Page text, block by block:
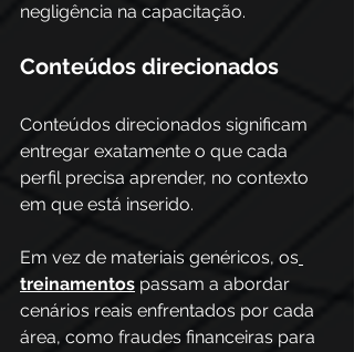
negligência na capacitação.
Conteúdos direcionados
Conteúdos direcionados significam
entregar exatamente o que cada
perfil precisa aprender, no contexto
em que está inserido.
Em vez de materiais genéricos, os
treinamentos passam a abordar
cenários reais enfrentados por cada
área, como fraudes financeiras para